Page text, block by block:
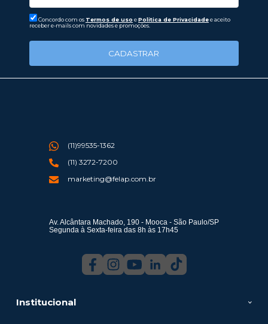
Concordo com os Termos de uso ePolitica de Privacidadee aceito
receber e-mails com novidades e promoções.
CADASTRAR
Institucional
(11)99535-1362
(11) 3272-7200
marketing@felap.com.br
Av. Alcântara Machado, 190 - Mooca - São Paulo/SP
Segunda à Sexta-feira das 8h às 17h45